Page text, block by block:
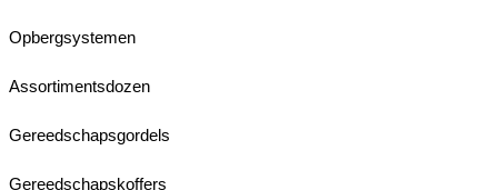
Opbergsystemen
Assortimentsdozen
Gereedschapsgordels
Gereedschapskoffers